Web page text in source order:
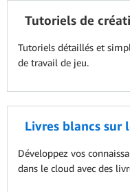
Tutoriels de
Tutoriels détaillés et
de travail de jeu.
Livres blancs sur
Développez vos
dans le cloud avec des